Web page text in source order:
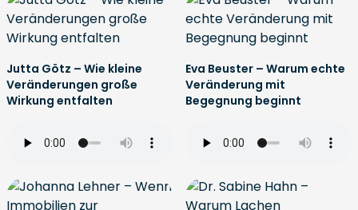
Jutta Götz – Wie kleine
Veränderungen große
Wirkung entfalten
Eva Beuster – Warum echte
Veränderung mit
Begegnung beginnt